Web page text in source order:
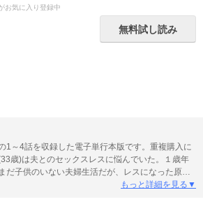
お気に入り登録中
無料試し読み
1～4話を収録した電子単行本版です。重複購入に
歳)は夫とのセックスレスに悩んでいた。１歳年
だ子供のいない夫婦生活だが、レスになった原因
になってしまい、夜の誘いを２度拒否したら誘っ
もっと詳細を見る▼